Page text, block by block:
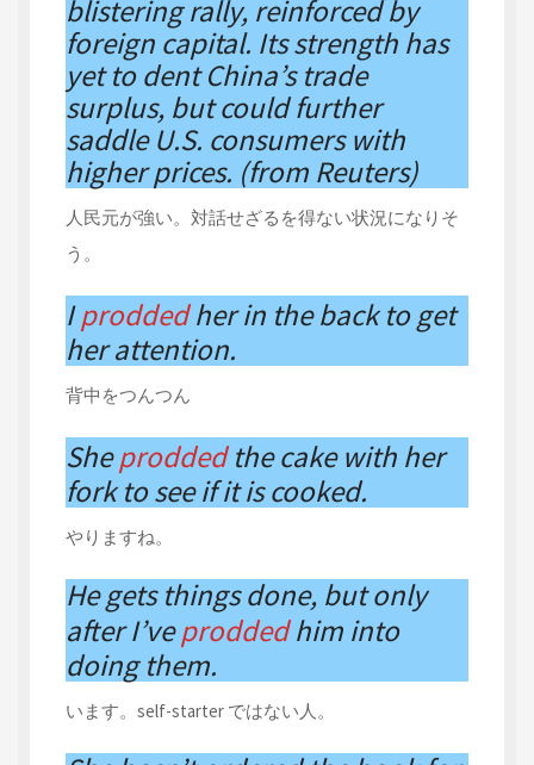
blistering rally, reinforced by
foreign capital. Its strength has
yet to dent China’s trade
surplus, but could further
saddle U.S. consumers with
higher prices. (from Reuters)
人民元が強い。対話せざるを得ない状況になりそ
う。
Iproddedher in the back to get
her attention.
背中をつんつん
Sheproddedthe cake with her
fork to see if it is cooked.
やりますね。
He gets things done, but only
after I’veproddedhim into
doing them.
います。self-starter ではない人。